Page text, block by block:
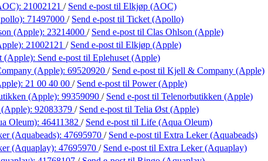
21002121 / Send e-post til Elkjøp (AOC)
71497000 / Send e-post til Ticket (Apollo)
(Apple): 23214000 / Send e-post til Clas Ohlson (Apple)
21002121 / Send e-post til Elkjøp (Apple)
(Apple): Send e-post til Eplehuset (Apple)
(Apple): 69520920 / Send e-post til Kjell & Company (Apple)
21 00 40 00 / Send e-post til Power (Apple)
(Apple): 99359090 / Send e-post til Telenorbutikken (Apple)
92083379 / Send e-post til Telia Øst (Apple)
Oleum): 46411382 / Send e-post til Life (Aqua Oleum)
(Aquabeads): 47695970 / Send e-post til Extra Leker (Aquabeads)
(Aquaplay): 47695970 / Send e-post til Extra Leker (Aquaplay)